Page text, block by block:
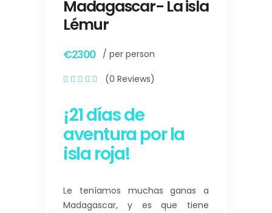
Madagascar- La isla
Lémur
€2300 / per person
(0 Reviews)
¡21 días de
aventura por la
isla roja!
Le teníamos muchas ganas a
Madagascar, y es que tiene